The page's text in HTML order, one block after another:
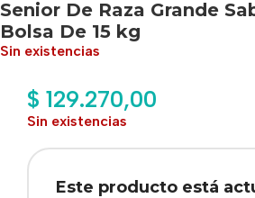
Senior De Raza Grande
Bolsa De 15 kg
Sin existencias
$ 129.270,00
Sin existencias
Este producto está